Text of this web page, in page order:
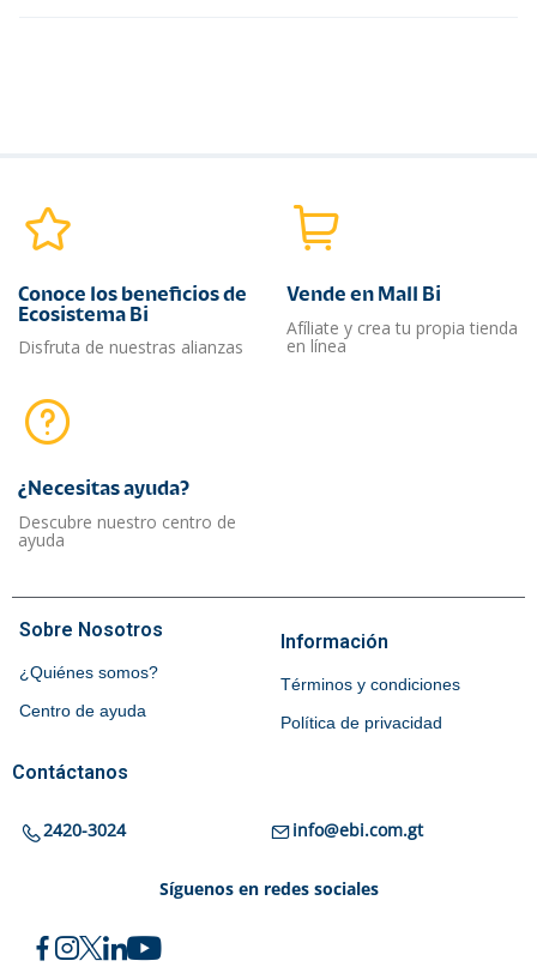
Conoce los beneficios de
Ecosistema Bi
Disfruta de nuestras alianzas
Vende en Mall Bi
Afíliate y crea tu propia tienda
en línea
¿Necesitas ayuda?​
Descubre nuestro centro de
ayuda
Sobre Nosotros
¿Quiénes somos?
Centro de ayuda
Información
Términos y condiciones
Política de privacidad
Contáctanos
2420-3024 info@ebi.com.gt
Síguenos en redes sociales